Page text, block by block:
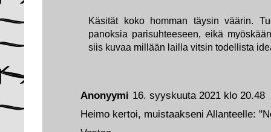
Anonyymi 16. syyskuuta 2021 klo 20.48
Heimo kertoi, muistaakseni Allanteelle:
Käsität koko homman täysin väärin.
panoksia parisuhteeseen, eikä
siis kuvaa millään lailla vitsin todellista